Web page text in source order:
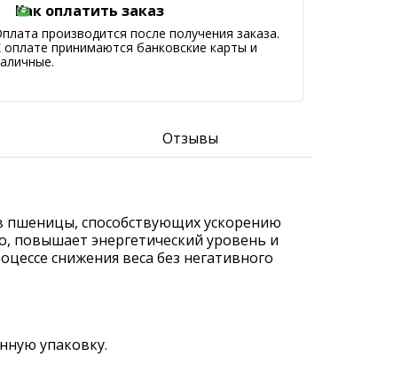
Как оплатить заказ
производится после получения заказа.
оплате принимаются банковские карты и
Отзывы
пшеницы, способствующих ускорению
повышает энергетический уровень и
снижения веса без негативного
упаковку.